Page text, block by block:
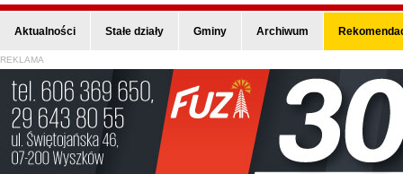
Aktualności Stałe działy Gminy Archiwum
REKLAMA